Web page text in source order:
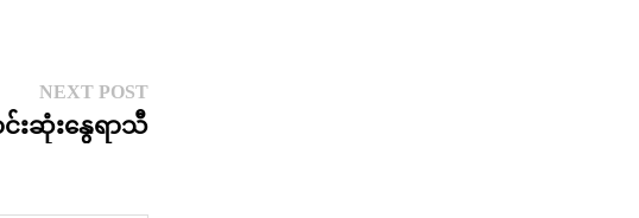
NEXT POSTNext
post:
င်းဆုံးနွေရာသီ